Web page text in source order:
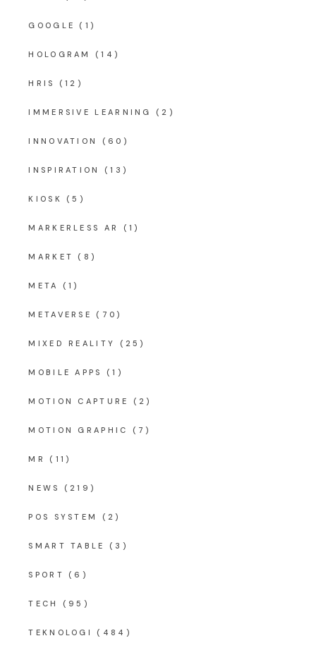
GOOGLE (1)
HOLOGRAM (14)
HRIS (12)
IMMERSIVE LEARNING (2)
INNOVATION (60)
INSPIRATION (13)
KIOSK (5)
MARKERLESS AR (1)
MARKET (8)
META (1)
METAVERSE (70)
MIXED REALITY (25)
MOBILE APPS (1)
MOTION CAPTURE (2)
MOTION GRAPHIC (7)
MR (11)
NEWS (219)
POS SYSTEM (2)
SMART TABLE (3)
SPORT (6)
TECH (95)
TEKNOLOGI (484)